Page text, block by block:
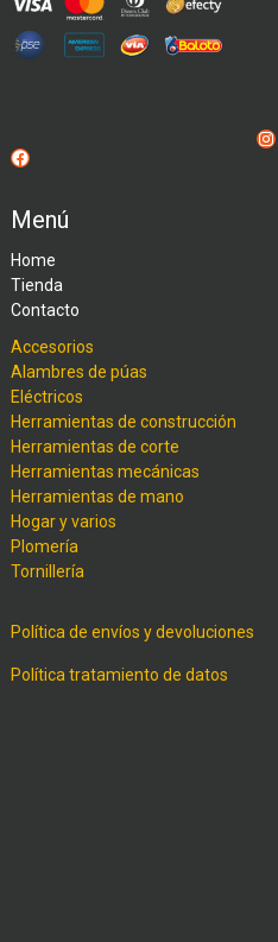
Instagram
Facebook
Menú
Home
Tienda
Contacto
Accesorios
Alambres de púas
Eléctricos
Herramientas de construcción
Herramientas de corte
Herramientas mecánicas
Herramientas de mano
Hogar y varios
Plomería
Tornillería
Política de envíos y devoluciones
Política tratamiento de datos